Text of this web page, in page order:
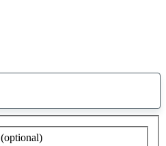
ア
ド
バ
イ
(optional)